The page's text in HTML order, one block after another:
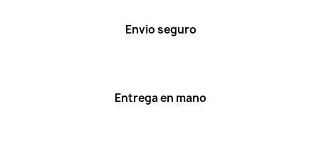
Envio seguro
Entrega en mano